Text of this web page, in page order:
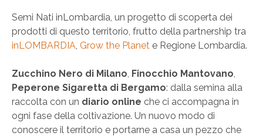
Semi Nati inLombardia, un progetto di scoperta dei
prodotti di questo territorio, frutto della partnership tra
inLOMBARDIA, Grow the Planet e Regione Lombardia.
Zucchino Nero di Milano, Finocchio Mantovano,
Peperone Sigaretta di Bergamo: dalla semina alla
raccolta con un diario online che ci accompagna in
ogni fase della coltivazione. Un nuovo modo di
conoscere il territorio e portarne a casa un pezzo che